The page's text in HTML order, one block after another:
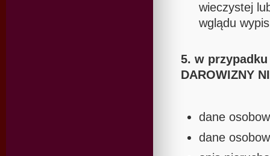
wieczystej
wglądu
5. w przypadku
DAROWIZNY
dane
dane